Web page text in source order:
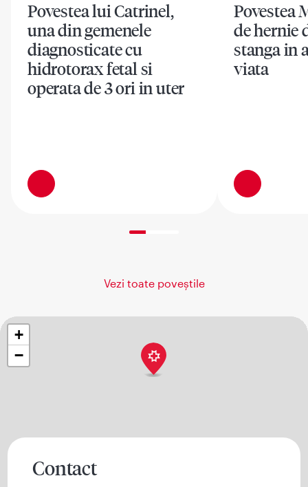
Povestea lui Catrinel,
una din gemenele
diagnosticate cu
hidrotorax fetal si
operata de 3 ori in uter
Povestea
de hernie
stanga in
viata
Vezi toate poveștile
+
−
Contact